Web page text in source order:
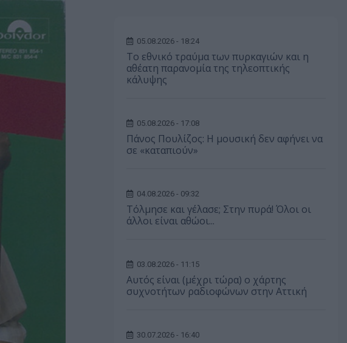
05.08.2026 - 18:24
Το εθνικό τραύμα των πυρκαγιών και η
αθέατη παρανομία της τηλεοπτικής
κάλυψης
05.08.2026 - 17:08
Πάνος Πουλίζος: Η μουσική δεν αφήνει να
σε «καταπιούν»
04.08.2026 - 09:32
Τόλμησε και γέλασε; Στην πυρά! Όλοι οι
άλλοι είναι αθώοι...
03.08.2026 - 11:15
Αυτός είναι (μέχρι τώρα) ο χάρτης
συχνοτήτων ραδιοφώνων στην Αττική
30.07.2026 - 16:40